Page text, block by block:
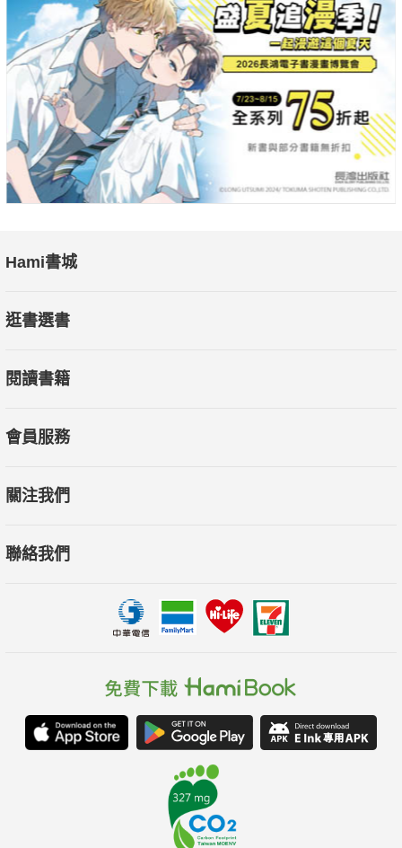
中世紀歐洲此語在現代人眼中，往往讓人覺得是個充滿了騎士、
魔法師、龍、聖杯、鍊金術……漫畫、動畫和遊戲重要奇幻元素
俯拾皆是的大寶庫。可是從歷史的角度來看，中世紀一直都是個
「黑暗的時代」。
中世紀一詞早自十五世紀文藝復興時期便已存在，乃指古典文化
時代跟古典文化復興時代中間的時代；換句話說，當時認為中世
紀乃是優秀的古希臘羅馬古典文化失落以後一個過渡的時代。
十八世紀因為市民革命而興起的啟蒙思想，便是要擺脫中世紀的
界的種種真實。所謂「啟蒙」自然就是要「啟發」「無知蒙
時代，自然也就是個有待光明驅逐黑暗的黑暗時代。
唯其黑暗方得運生的文化
是受到伊斯蘭教勢力壓迫威脅、諾曼人（維京人）和馬札爾人
代歐洲各國很多在全球場域下都擁有相當重要的發言權以及影響
再說到科學技術等文明方面，歐洲也一直追不上繼承古希臘羅馬
又有飢荒和黑死病（鼠疫）大流行，人口劇減進入成長停滯期，
渾然就是最能體現「黑暗」之名的一個時代。
心靈的平安。加以父兄傳承下來的神話傳說，逐漸融合形成一種
國爭奪世界霸權的過程中向外擴散，終於成為幻想世界的王道文
西洋史的時間劃分中，中世紀位於古代與近代（或近世）之間。
Hami書城
逛書選書
閱讀書籍
會員服務
關注我們
聯絡我們